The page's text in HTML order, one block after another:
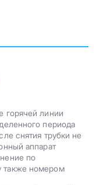
горячей линии
периода
снятия трубки не
аппарат
по
также номером